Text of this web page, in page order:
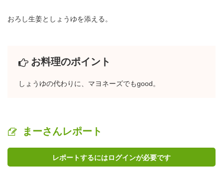
おろし生姜としょうゆを添える。
お料理のポイント
しょうゆの代わりに、マヨネーズでもgood。
まーさんレポート
レポートするにはログインが必要です